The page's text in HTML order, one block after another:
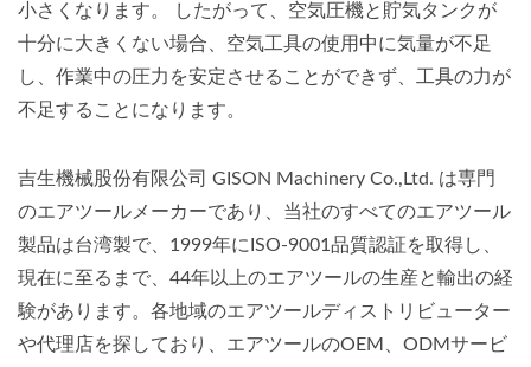
小さくなります。 したがって、空気圧機と貯気タンクが
十分に大きくない場合、空気工具の使用中に気量が不足
し、作業中の圧力を安定させることができず、工具の力が
不足することになります。
吉生機械股份有限公司 GISON Machinery Co.,Ltd. は専門
のエアツールメーカーであり、当社のすべてのエアツール
製品は台湾製で、1999年にISO-9001品質認証を取得し、
現在に至るまで、44年以上のエアツールの生産と輸出の経
験があります。各地域のエアツールディストリビューター
や代理店を探しており、エアツールのOEM、ODMサービ